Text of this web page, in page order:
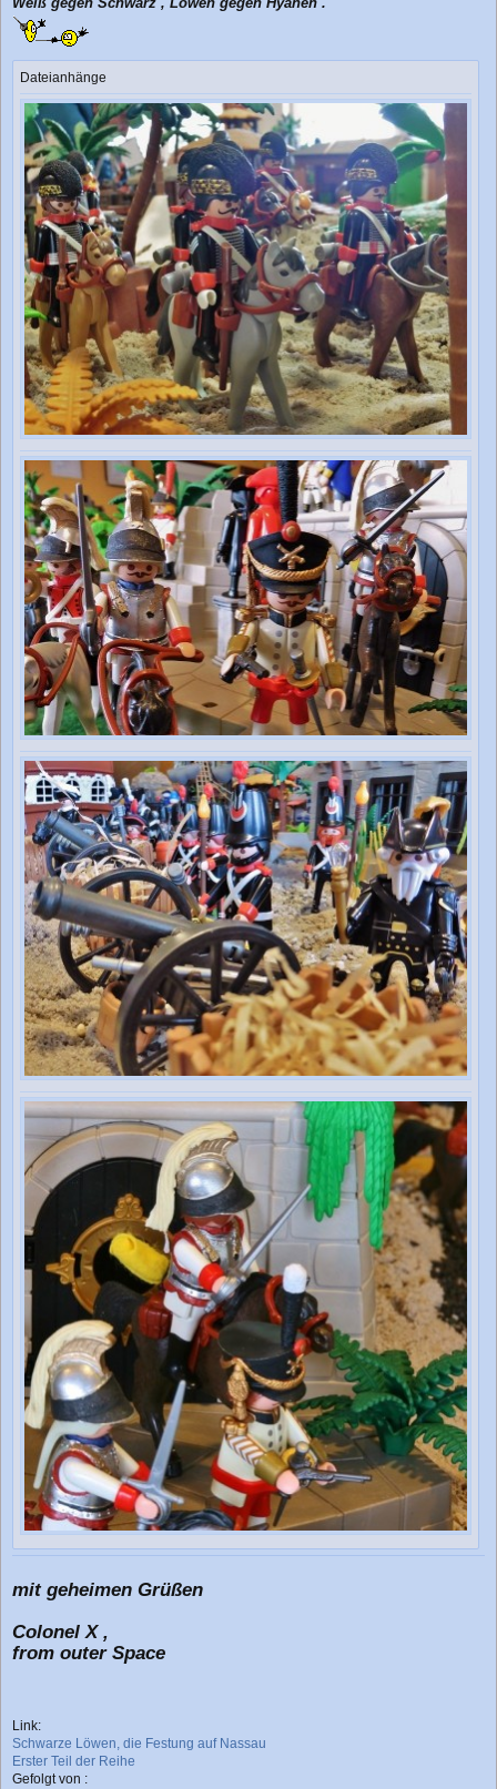
Dateianhänge
mit geheimen Grüßen
Colonel X ,
from outer Space
Link:
Schwarze Löwen, die Festung auf Nassau
Erster Teil der Reihe
Gefolgt von :